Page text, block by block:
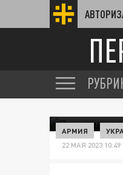
АРМИЯ
22 МАЯ 2023 10:49